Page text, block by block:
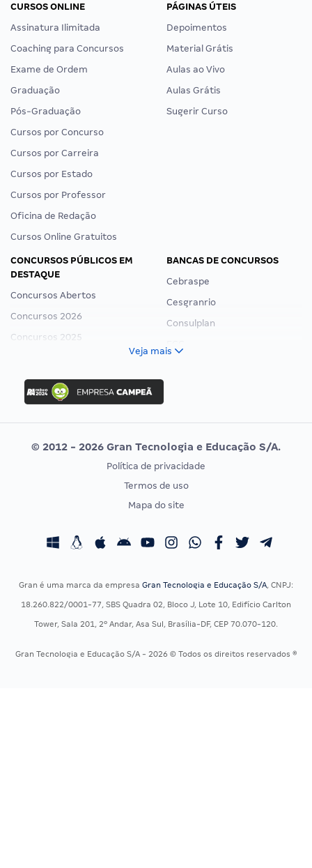
CURSOS ONLINE
Assinatura Ilimitada
Coaching para Concursos
Exame de Ordem
Graduação
Pós-Graduação
Cursos por Concurso
Cursos por Carreira
Cursos por Estado
Cursos por Professor
Oficina de Redação
Cursos Online Gratuitos
PÁGINAS ÚTEIS
Depoimentos
Material Grátis
Aulas ao Vivo
Aulas Grátis
Sugerir Curso
CONCURSOS PÚBLICOS EM
DESTAQUE
Concursos Abertos
Concursos 2026
Concursos 2025
Concurso Ibama
Concurso MPU
Editais publicados
BANCAS DE CONCURSOS
Cebraspe
Cesgranrio
Consulplan
Vunesp
CONCURSOS POR PROFISSÃO
Concursos Fiscais
Residência Multiprofissional
EXAME DE ORDEM
Calendário OAB
Veja mais
© 2012 - 2026 Gran Tecnologia e Educação S/A.
Política de privacidade
Termos de uso
Mapa do site
Gran é uma marca da empresa Gran Tecnologia e Educação S/A, CNPJ:
18.260.822/0001-77, SBS Quadra 02, Bloco J, Lote 10, Edifício Carlton
Tower, Sala 201, 2º Andar, Asa Sul, Brasília-DF, CEP 70.070-120.
Gran Tecnologia e Educação S/A - 2026 © Todos os direitos reservados ®